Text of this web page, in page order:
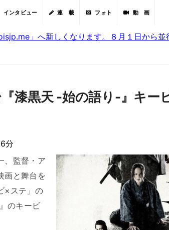
インタビュー 連 載 フォト 動 画
」へ新しくなります。８月１日から並
漆黒天 -始の語り-』キー
分
、監督・ア
画と舞台を
×ステ」の
のキービ